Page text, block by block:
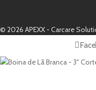
© 2026 APEXX - Carcare